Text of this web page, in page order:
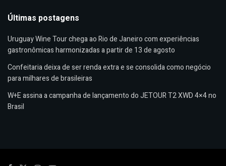
Últimas postagens
Uruguay Wine Tour chega ao Rio de Janeiro com experiências
gastronômicas harmonizadas a partir de 13 de agosto
Confeitaria deixa de ser renda extra e se consolida como negócio
para milhares de brasileiras
W+E assina a campanha de lançamento do JETOUR T2 XWD 4×4 no
Brasil